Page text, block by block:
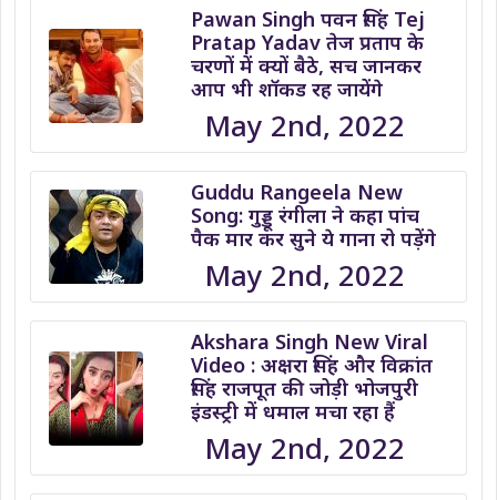
Pawan Singh पवन सिंह Tej
Pratap Yadav तेज प्रताप के
चरणों में क्यों बैठे, सच जानकर
आप भी शॉकड रह जायेंगे
May 2nd, 2022
Guddu Rangeela New
Song: गुड्डू रंगीला ने कहा पांच
पैक मार कर सुने ये गाना रो पड़ेंगे
May 2nd, 2022
Akshara Singh New Viral
Video : अक्षरा सिंह और विक्रांत
सिंह राजपूत की जोड़ी भोजपुरी
इंडस्ट्री में धमाल मचा रहा हैं
May 2nd, 2022